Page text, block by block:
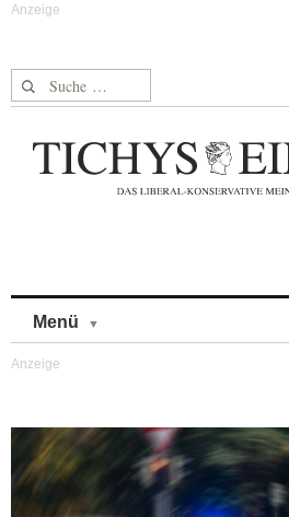
Suche nach:
Menü